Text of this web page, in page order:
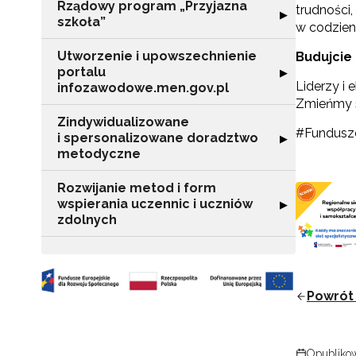
Rządowy program „Przyjazna
szkoła”
Rozwiń sekcję
▶
Utworzenie i upowszechnienie
portalu
infozawodowe.men.gov.pl
Rozwiń sekcję
▶
Zindywidualizowane
i spersonalizowane doradztwo
metodyczne
Rozwiń sekcję
▶
Rozwijanie metod i form
wspierania uczennic i uczniów
zdolnych
Rozwiń sekcję
▶
w
Liderzy i
Zmieńmy
o